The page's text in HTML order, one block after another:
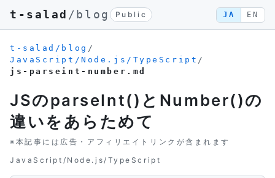
t-salad /blog Public JA EN
t-salad/blog /
JavaScript/Node.js/TypeScript /
js-parseint-number.md
JSのparseInt()とNumber()の
違いをあらためて
※本記事には広告・アフィリエイトリンクが含まれます
JavaScript/Node.js/TypeScript